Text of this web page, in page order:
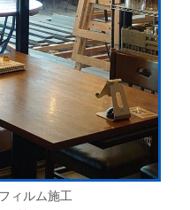
ィルム施工